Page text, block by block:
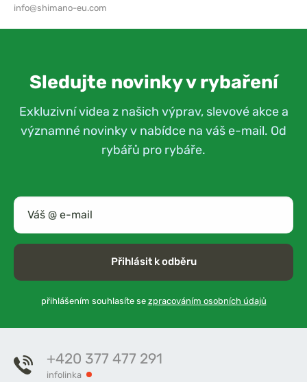
info@shimano-eu.com
Sledujte novinky v rybaření
Exkluzivní videa z našich výprav, slevové akce a
významné novinky v nabídce na váš e-mail. Od
rybářů pro rybáře.
Přihlásit k odběru
přihlášením souhlasíte se zpracováním osobních údajů
+420 377 477 291
infolinka